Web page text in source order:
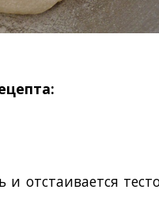
и отстаивается